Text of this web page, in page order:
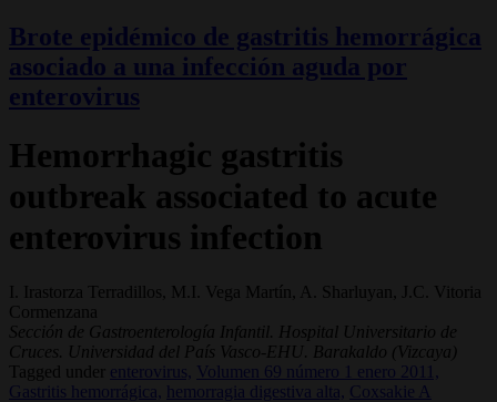
Brote epidémico de gastritis hemorrágica
asociado a una infección aguda por
enterovirus
Hemorrhagic gastritis
outbreak associated to acute
enterovirus infection
I. Irastorza Terradillos, M.I. Vega Martín, A. Sharluyan, J.C. Vitoria
Cormenzana
Sección de Gastroenterología Infantil. Hospital Universitario de
Cruces. Universidad del País Vasco-EHU. Barakaldo (Vizcaya)
Tagged under
enterovirus,
Volumen 69 número 1 enero 2011,
Gastritis hemorrágica,
hemorragia digestiva alta, Coxsakie A